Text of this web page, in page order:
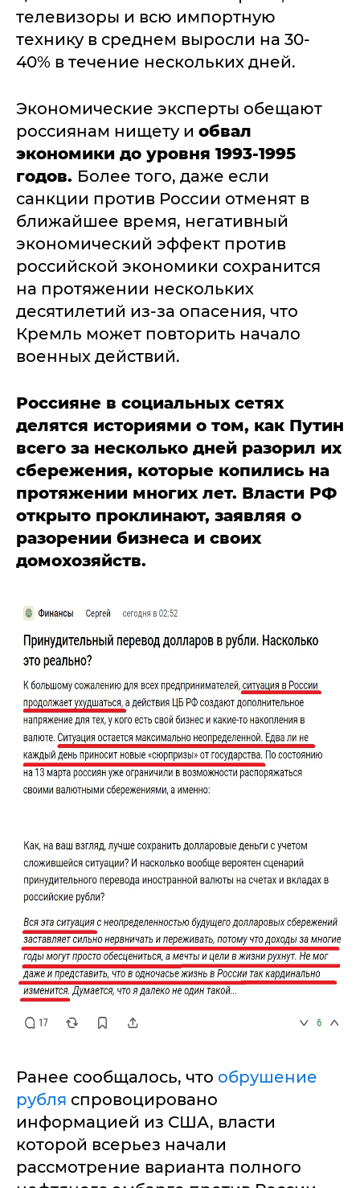
телевизоры и всю импортную
технику в среднем выросли на 30-
40% в течение нескольких дней.
Экономические эксперты обещают
россиянам нищету и обвал
экономики до уровня 1993-1995
годов. Более того, даже если
санкции против России отменят в
ближайшее время, негативный
экономический эффект против
российской экономики сохранится
на протяжении нескольких
десятилетий из-за опасения, что
Кремль может повторить начало
военных действий.
Россияне в социальных сетях
делятся историями о том, как Путин
всего за несколько дней разорил их
сбережения, которые копились на
протяжении многих лет. Власти РФ
открыто проклинают, заявляя о
разорении бизнеса и своих
домохозяйств.
Ранее сообщалось, что обрушение
рубля спровоцировано
информацией из США, власти
которой всерьез начали
рассмотрение варианта полного